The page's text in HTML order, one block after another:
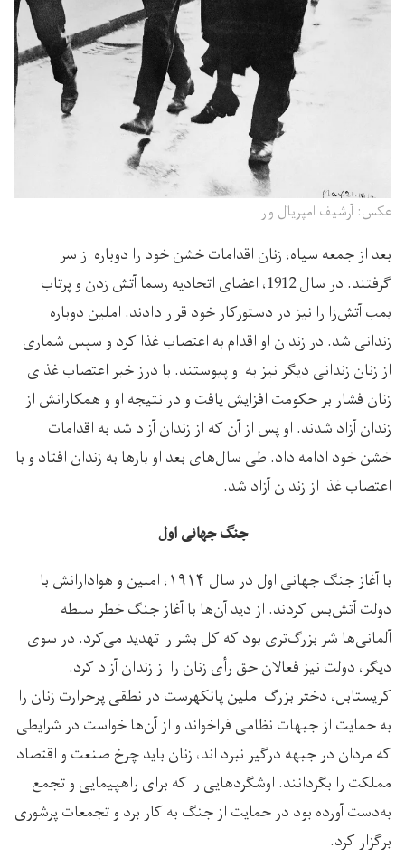
عکس: آرشیف امپریال وار
بعد از جمعه سیاه، زنان اقدامات خشن خود را دوباره از سر
گرفتند. در سال 1912، اعضای اتحادیه رسما آتش زدن و پرتاب
بمب آتش‌زا را نیز در دستورکار خود قرار دادند. املین دوباره
زندانی شد. در زندان او اقدام به اعتصاب غذا کرد و سپس شماری
از زنان زندانی دیگر نیز به او پیوستند. با درز خبر اعتصاب غذای
زنان فشار بر حکومت افزایش یافت و در نتیجه او و همکارانش از
زندان آزاد شدند. او پس از آن که از زندان آزاد شد به اقدامات
خشن خود ادامه داد. طی سال‌های بعد او بارها به زندان افتاد و با
اعتصاب غذا از زندان آزاد شد.
جنگ جهانی اول
با آغاز جنگ جهانی اول در سال ۱۹۱۴، املین و هوادارانش با
دولت آتش‌بس کردند. از دید آن‌ها با آغاز جنگ خطر سلطه
آلمانی‌ها شر بزرگ‌تری بود که کل بشر را تهدید می‌کرد. در سوی
دیگر، دولت نیز فعالان حق رأی زنان را از زندان آزاد کرد.
کریستابل، دختر بزرگ املین پانکهرست در نطقی پرحرارت زنان را
به حمایت از جبهات نظامی فراخواند و از آن‌ها خواست در شرایطی
که مردان در جبهه درگیر نبرد اند، زنان باید چرخ صنعت و اقتصاد
مملکت را بگردانند. اوشگردهایی را که برای راهپیمایی و تجمع
به‌دست آورده بود در حمایت از جنگ به کار برد و تجمعات پرشوری
برگزار کرد.